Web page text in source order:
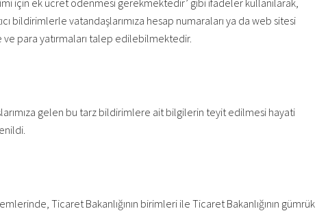
bildirimlerle vatandaşlarımıza hesap numaraları ya da web sitesi
para yatırmaları talep edilebilmektedir.
gelen bu tarz bildirimlere ait bilgilerin teyit edilmesi hayati
Ticaret Bakanlığının birimleri ile Ticaret Bakanlığının gümrük